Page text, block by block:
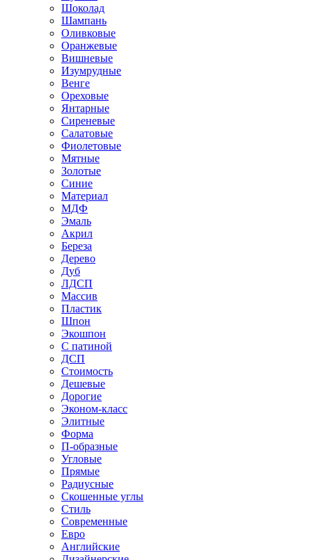
Шоколад
Шампань
Оливковые
Оранжевые
Вишневые
Изумрудные
Венге
Ореховые
Янтарные
Сиреневые
Салатовые
Фиолетовые
Мятные
Золотые
Синие
Материал
МДФ
Эмаль
Акрил
Береза
Дерево
Дуб
ЛДСП
Массив
Пластик
Шпон
Экошпон
С патиной
ДСП
Стоимость
Дешевые
Дорогие
Эконом-класс
Элитные
Форма
П-образные
Угловые
Прямые
Радиусные
Скошенные углы
Стиль
Современные
Евро
Английские